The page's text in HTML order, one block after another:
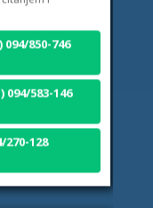
850-746
583-146
128